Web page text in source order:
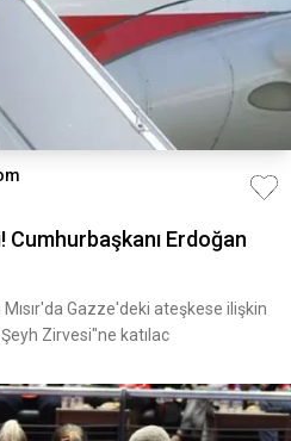
Erdoğan
Gazze'deki ateşkese ilişkin
Zirvesi"ne katılac